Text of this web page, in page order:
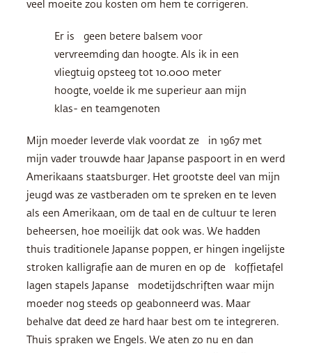
veel moeite zou kosten om hem te corrigeren.
Er is geen betere balsem voor
vervreemding dan hoogte. Als ik in een
vliegtuig opsteeg tot 10.000 meter
hoogte, voelde ik me superieur aan mijn
klas- en teamgenoten
Mijn moeder leverde vlak voordat ze in 1967 met
mijn vader trouwde haar Japanse paspoort in en werd
Amerikaans staatsburger. Het grootste deel van mijn
jeugd was ze vastberaden om te spreken en te leven
als een Amerikaan, om de taal en de cultuur te leren
beheersen, hoe moeilijk dat ook was. We hadden
thuis traditionele Japanse poppen, er hingen ingelijste
stroken kalligrafie aan de muren en op de koffietafel
lagen stapels Japanse modetijdschriften waar mijn
moeder nog steeds op geabonneerd was. Maar
behalve dat deed ze hard haar best om te integreren.
Thuis spraken we Engels. We aten zo nu en dan